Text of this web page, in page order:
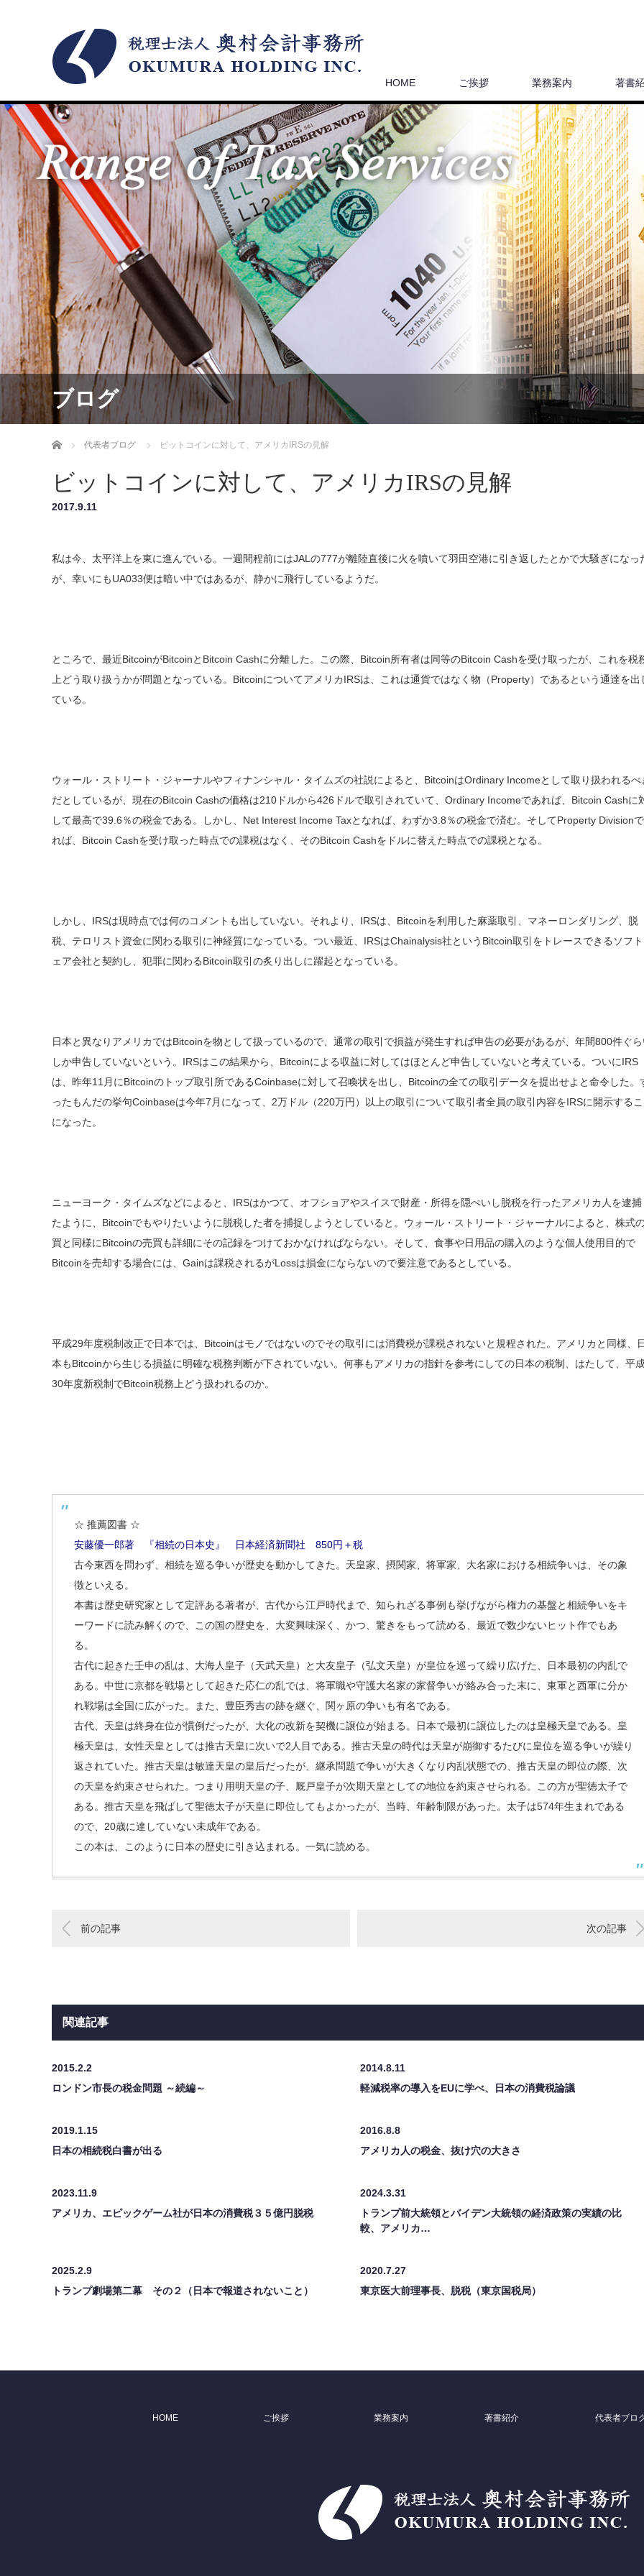
HOME ご挨拶 業務案内 著書
ブログ
ホーム 代表者ブログ ビットコインに対して、アメリカIRSの見解
ビットコインに対して、アメリカIRSの見解
2017.9.11
私は今、太平洋上を東に進んでいる。一週間程前にはJALの777が離陸直後に火を噴いて羽田空港に引き返したとかで大騒ぎになっ
が、幸いにもUA033便は暗い中ではあるが、静かに飛行しているようだ。
ところで、最近BitcoinがBitcoinとBitcoin Cashに分離した。この際、Bitcoin所有者は同等のBitcoin Cashを受け取ったが、これを税
上どう取り扱うかが問題となっている。BitcoinについてアメリカIRSは、これは通貨ではなく物（Property）であるという通達を出
ている。
ウォール・ストリート・ジャーナルやフィナンシャル・タイムズの社説によると、BitcoinはOrdinary Incomeとして取り扱われるべ
だとしているが、現在のBitcoin Cashの価格は210ドルから426ドルで取引されていて、Ordinary Incomeであれば、Bitcoin Cashに
して最高で39.6％の税金である。しかし、Net Interest Income Taxとなれば、わずか3.8％の税金で済む。そしてProperty Division
れば、Bitcoin Cashを受け取った時点での課税はなく、そのBitcoin Cashをドルに替えた時点での課税となる。
しかし、IRSは現時点では何のコメントも出していない。それより、IRSは、Bitcoinを利用した麻薬取引、マネーロンダリング、脱
税、テロリスト資金に関わる取引に神経質になっている。つい最近、IRSはChainalysis社というBitcoin取引をトレースできるソフト
ェア会社と契約し、犯罪に関わるBitcoin取引の炙り出しに躍起となっている。
日本と異なりアメリカではBitcoinを物として扱っているので、通常の取引で損益が発生すれば申告の必要があるが、年間800件ぐ
しか申告していないという。IRSはこの結果から、Bitcoinによる収益に対してはほとんど申告していないと考えている。ついにIRS
は、昨年11月にBitcoinのトップ取引所であるCoinbaseに対して召喚状を出し、Bitcoinの全ての取引データを提出せよと命令した。
ったもんだの挙句Coinbaseは今年7月になって、2万ドル（220万円）以上の取引について取引者全員の取引内容をIRSに開示するこ
になった。
ニューヨーク・タイムズなどによると、IRSはかつて、オフショアやスイスで財産・所得を隠ぺいし脱税を行ったアメリカ人を逮捕
たように、Bitcoinでもやりたいように脱税した者を捕捉しようとしていると。ウォール・ストリート・ジャーナルによると、株式
買と同様にBitcoinの売買も詳細にその記録をつけておかなければならない。そして、食事や日用品の購入のような個人使用目的で
Bitcoinを売却する場合には、Gainは課税されるがLossは損金にならないので要注意であるとしている。
平成29年度税制改正で日本では、Bitcoinはモノではないのでその取引には消費税が課税されないと規程された。アメリカと同様、
本もBitcoinから生じる損益に明確な税務判断が下されていない。何事もアメリカの指針を参考にしての日本の税制、はたして、平
30年度新税制でBitcoin税務上どう扱われるのか。
☆ 推薦図書 ☆
安藤優一郎著 『相続の日本史』 日本経済新聞社 850円＋税
古今東西を問わず、相続を巡る争いが歴史を動かしてきた。天皇家、摂関家、将軍家、大名家における相続争いは、その象
徴といえる。
本書は歴史研究家として定評ある著者が、古代から江戸時代まで、知られざる事例も挙げながら権力の基盤と相続争いをキ
ーワードに読み解くので、この国の歴史を、大変興味深く、かつ、驚きをもって読める、最近で数少ないヒット作でもあ
る。
古代に起きた壬申の乱は、大海人皇子（天武天皇）と大友皇子（弘文天皇）が皇位を巡って繰り広げた、日本最初の内乱で
ある。中世に京都を戦場として起きた応仁の乱では、将軍職や守護大名家の家督争いが絡み合った末に、東軍と西軍に分か
れ戦場は全国に広がった。また、豊臣秀吉の跡を継ぐ、関ヶ原の争いも有名である。
古代、天皇は終身在位が慣例だったが、大化の改新を契機に譲位が始まる。日本で最初に譲位したのは皇極天皇である。皇
極天皇は、女性天皇としては推古天皇に次いで2人目である。推古天皇の時代は天皇が崩御するたびに皇位を巡る争いが繰り
返されていた。推古天皇は敏達天皇の皇后だったが、継承問題で争いが大きくなり内乱状態での、推古天皇の即位の際、次
の天皇を約束させられた。つまり用明天皇の子、厩戸皇子が次期天皇としての地位を約束させられる。この方が聖徳太子で
ある。推古天皇を飛ばして聖徳太子が天皇に即位してもよかったが、当時、年齢制限があった。太子は574年生まれである
ので、20歳に達していない未成年である。
この本は、このように日本の歴史に引き込まれる。一気に読める。
前の記事 次の記事
関連記事
2015.2.2
ロンドン市長の税金問題 ～続編～
2014.8.11
軽減税率の導入をEUに学べ、日本の消費税論議
2019.1.15
日本の相続税白書が出る
2016.8.8
アメリカ人の税金、抜け穴の大きさ
2023.11.9
アメリカ、エピックゲーム社が日本の消費税３５億円脱税
2024.3.31
トランプ前大統領とバイデン大統領の経済政策の実績の比
較、アメリカ…
2025.2.9
トランプ劇場第二幕 その２（日本で報道されないこと）
2020.7.27
東京医大前理事長、脱税（東京国税局）
HOME ご挨拶 業務案内 著書紹介 代表者ブロ